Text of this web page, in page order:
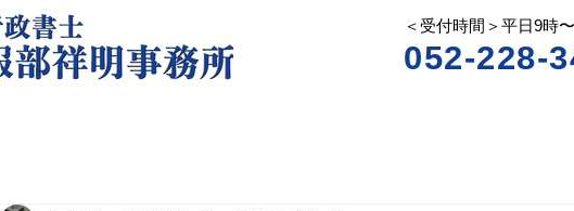
＜受付時間＞平日9時
052-228-